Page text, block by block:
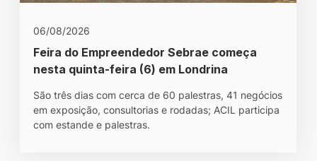
06/08/2026
Feira do Empreendedor Sebrae começa
nesta quinta-feira (6) em Londrina
São três dias com cerca de 60 palestras, 41 negócios
em exposição, consultorias e rodadas; ACIL participa
com estande e palestras.